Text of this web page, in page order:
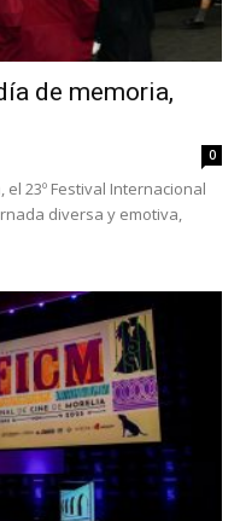
de memoria,
0
23º Festival Internacional
diversa y emotiva,